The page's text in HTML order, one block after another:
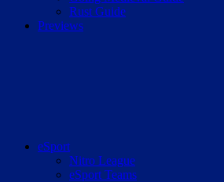
Rust Guide
Previews
eSport
Nitro League
eSport Teams